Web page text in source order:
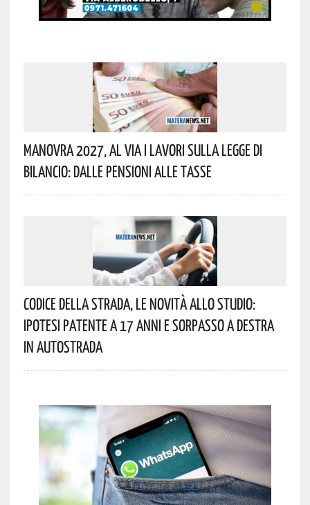
Manovra 2027, Al Via I Lavori Sulla Legge Di
Bilancio: Dalle Pensioni Alle Tasse
Codice Della Strada, Le Novità Allo Studio:
Ipotesi Patente A 17 Anni E Sorpasso A Destra
In Autostrada